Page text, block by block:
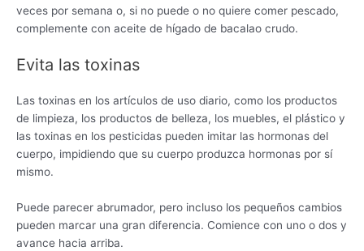
veces por semana o, si no puede o no quiere comer pescado,
complemente con aceite de hígado de bacalao crudo.
Evita las toxinas
Las toxinas en los artículos de uso diario, como los productos
de limpieza, los productos de belleza, los muebles, el plástico y
las toxinas en los pesticidas pueden imitar las hormonas del
cuerpo, impidiendo que su cuerpo produzca hormonas por sí
mismo.
Puede parecer abrumador, pero incluso los pequeños cambios
pueden marcar una gran diferencia. Comience con uno o dos y
avance hacia arriba.